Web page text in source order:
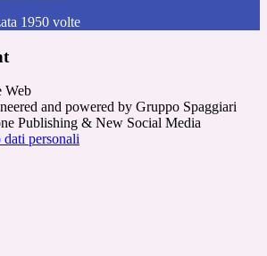
1950 volte
and powered by Gruppo Spaggiari
Publishing & New Social Media
dati personali